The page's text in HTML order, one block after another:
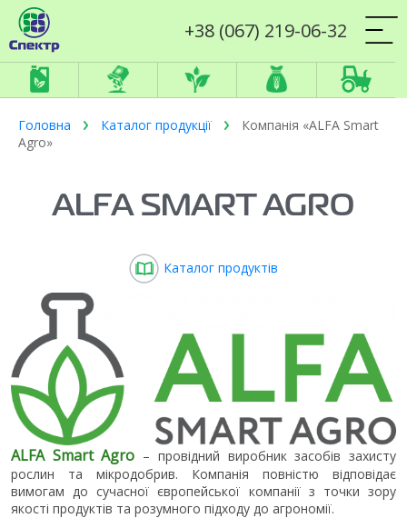
+38 (067) 219-06-32
Головна Каталог продукції
Компанія «ALFA Smart
Agro»
ALFA SMART AGRO
Каталог продуктів
ALFA Smart Agro – провідний виробник засобів захисту
рослин та мікродобрив. Компанія повністю відповідає
вимогам до сучасної європейської компанії з точки зору
якості продуктів та розумного підходу до агрономії.